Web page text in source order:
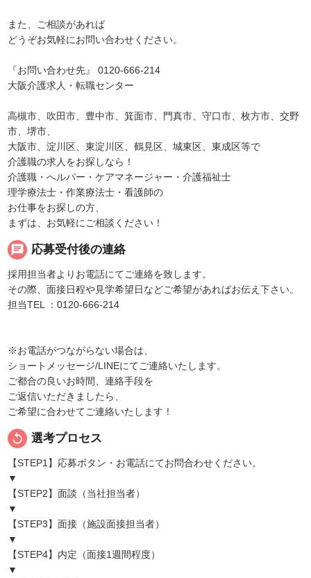
また、ご相談があれば
どうぞお気軽にお問い合わせください。
『お問い合わせ先』 0120-666-214
大阪介護求人・転職センター
高槻市、吹田市、豊中市、箕面市、門真市、守口市、枚方市、交野
市、堺市、
大阪市、淀川区、東淀川区、鶴見区、城東区、東成区等で
介護職の求人をお探しなら！
介護職・へルパー・ケアマネージャー・介護福祉士
理学療法士・作業療法士・看護師の
お仕事をお探しの方、
まずは、お気軽にご相談ください！
chat 応募受付後の連絡
採用担当者よりお電話にてご連絡を致します。
その際、面接日程や見学希望日などご希望があればお伝え下さい。
担当TEL ：0120-666-214
※お電話がつながらない場合は、
ショートメッセージ/LINEにてご連絡いたします。
ご都合の良いお時間、連絡手段を
ご返信いただきましたら、
ご希望に合わせてご連絡いたします！
replay 選考プロセス
【STEP1】応募ボタン・お電話にてお問合わせください。
▼
【STEP2】面談（当社担当者）
▼
【STEP3】面接（施設面接担当者）
▼
【STEP4】内定（面接1週間程度）
▼